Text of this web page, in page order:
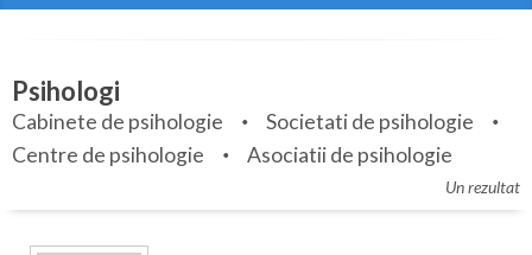
Arges
Bihor
Bistrita-Nasaud
Braila
Specialitati
Servicii
Psihologi
Cabinete de psihologie
Societati de psihologie
Centre de psihologie
Asociatii de psihologie
Un rezultat